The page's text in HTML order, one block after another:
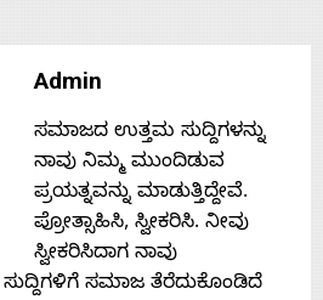
Admin
ಸಮಾಜದ ಉತ್ತಮ ಸುದ್ದಿಗಳನ್ನು
ನಾವು ನಿಮ್ಮ ಮುಂದಿಡುವ
ಪ್ರಯತ್ನವನ್ನು ಮಾಡುತ್ತಿದ್ದೇವೆ.
ಪ್ರೋತ್ಸಾಹಿಸಿ, ಸ್ವೀಕರಿಸಿ. ನೀವು
ಸ್ವೀಕರಿಸಿದಾಗ ನಾವು
ಸಮಾಜ ತೆರೆದುಕೊಂಡಿದೆ